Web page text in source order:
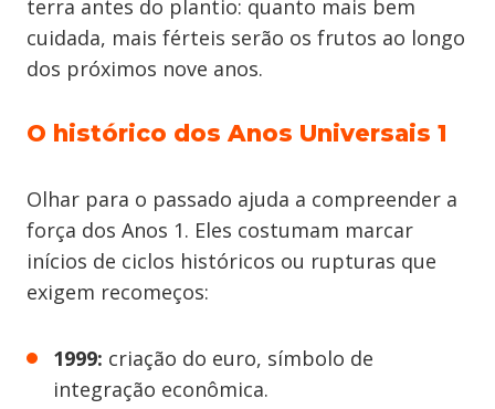
terra antes do plantio: quanto mais bem
cuidada, mais férteis serão os frutos ao longo
dos próximos nove anos.
O histórico dos Anos Universais 1
Olhar para o passado ajuda a compreender a
força dos Anos 1. Eles costumam marcar
inícios de ciclos históricos ou rupturas que
exigem recomeços:
1999: criação do euro, símbolo de
integração econômica.